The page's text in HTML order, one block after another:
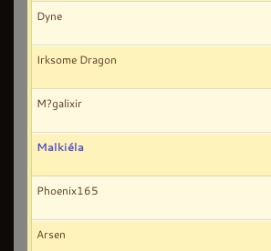
Dyne
Irksome Dragon
M?galixir
Malkiéla
Phoenix165
Arsen